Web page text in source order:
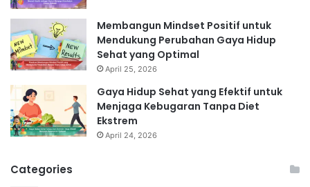
Membangun Mindset Positif untuk
Mendukung Perubahan Gaya Hidup
Sehat yang Optimal
April 25, 2026
Gaya Hidup Sehat yang Efektif untuk
Menjaga Kebugaran Tanpa Diet
Ekstrem
April 24, 2026
Categories